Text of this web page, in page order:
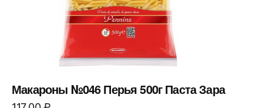
Макароны №046 Перья 500г Паста Зара